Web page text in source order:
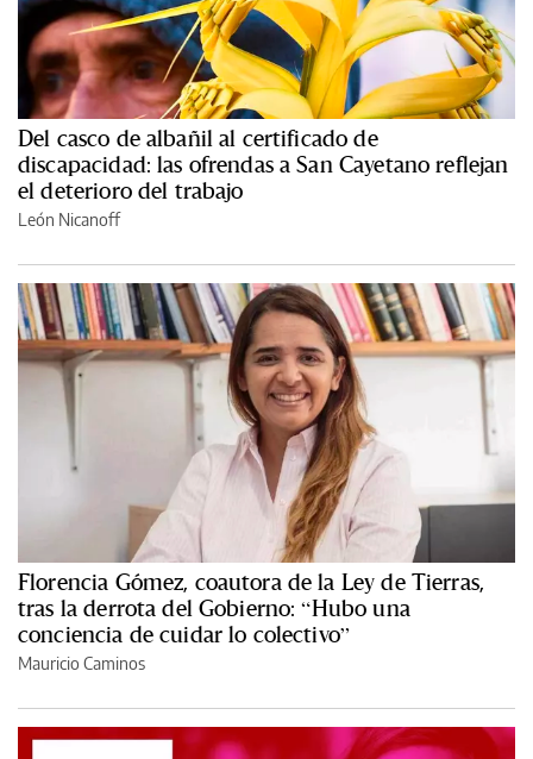
Del casco de albañil al certificado de
discapacidad: las ofrendas a San Cayetano reflejan
el deterioro del trabajo
León Nicanoff
Florencia Gómez, coautora de la Ley de Tierras,
tras la derrota del Gobierno: “Hubo una
conciencia de cuidar lo colectivo”
Mauricio Caminos